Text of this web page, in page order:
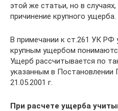
этой же статьи, но в
причинение крупного ущерба.
В примечании к ст.261 УК РФ
крупным ущербом
Ущерб рассчитывается по
указанным в
21.05.2001 г.
При расчете ущерба